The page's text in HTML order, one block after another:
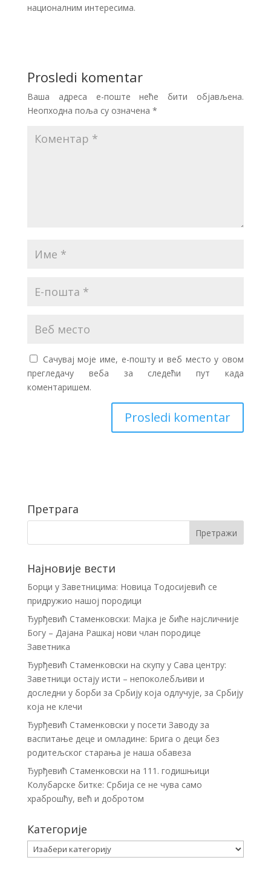
националним интересима.
Prosledi komentar
Ваша адреса е-поште неће бити објављена.
Неопходна поља су означена *
Сачувај моје име, е-пошту и веб место у овом
прегледачу веба за следећи пут када
коментаришем.
Претрага
Најновије вести
Борци у Заветницима: Новица Тодосијевић се
придружио нашој породици
Ђурђевић Стаменковски: Мајка је биће најсличније
Богу – Дајана Рашкај нови члан породице
Заветника
Ђурђевић Стаменковски на скупу у Сава центру:
Заветници остају исти – непоколебљиви и
доследни у борби за Србију која одлучује, за Србију
која не клечи
Ђурђевић Стаменковски у посети Заводу за
васпитање деце и омладине: Брига о деци без
родитељског старања је наша обавеза
Ђурђевић Стаменковски на 111. годишњици
Колубарске битке: Србија се не чува само
храброшћу, већ и добротом
Категорије
Категорије